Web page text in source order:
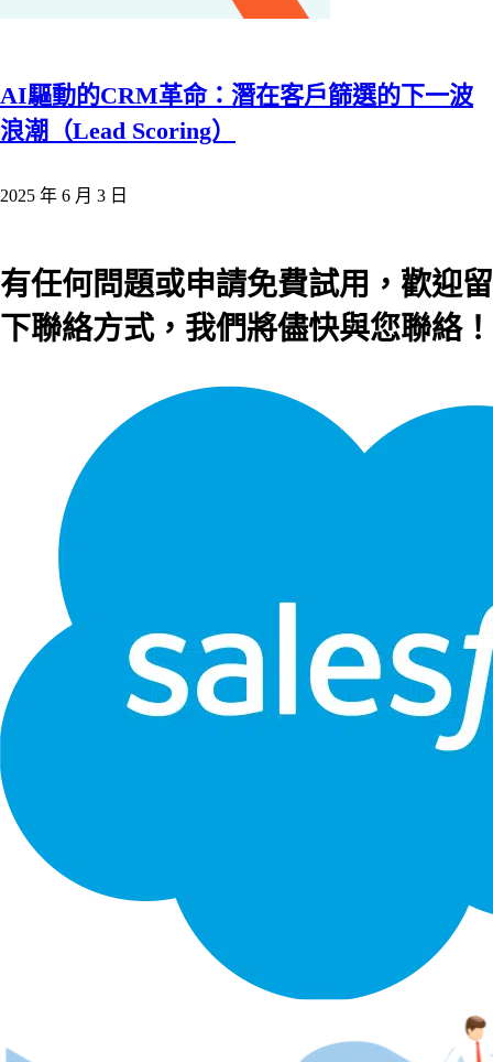
AI驅動的CRM革命：潛在客戶篩選的下一波
浪潮（Lead Scoring）
2025 年 6 月 3 日
有任何問題或申請免費試用，歡迎留
下聯絡方式，我們將儘快與您聯絡！